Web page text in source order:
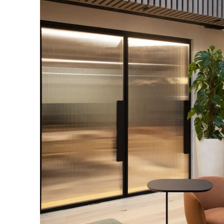
Australien (AU)
Bahrain(BH)
Belgien(BE)
Bulgarien(BG)
China(CN)
Deutschland(DE)
(CI)
Frankreich (FR)
Ghana
Griechenland
Großbritannien(GB)
Guinea(GN)
Hongkong (HK)
Indien